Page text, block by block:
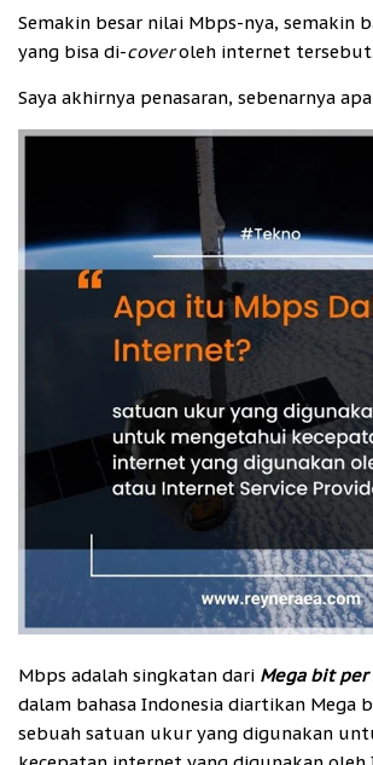
Semakin besar nilai Mbps-nya, semakin
yang bisa di-coveroleh internet tersebut.
Saya akhirnya penasaran, sebenarnya
Mbps adalah singkatan dari Mega bit per
dalam bahasa Indonesia diartikan Mega
sebuah satuan ukur yang digunakan